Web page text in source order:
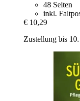
48 Seiten
inkl.
€ 10,29
Zustellung bis